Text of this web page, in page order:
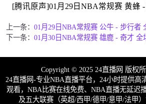
[腾讯原声]01月29日NBA常规赛 黄蜂
上一条： 01月29日NBA常规赛 公牛 - 步行者
下一条： 01月30日NBA常规赛 雄鹿 - 奇才 全
Copyright © 2025 24直播网 版权
24直播网-专业NBA直播平台，24小时提供高
观看，NBA比赛在线免费、NBA直播无延迟
及五大联赛（英超/西甲/德甲/意甲/法甲